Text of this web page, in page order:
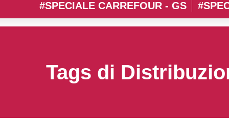
#SPECIALE CARREFOUR - GS
Tags di